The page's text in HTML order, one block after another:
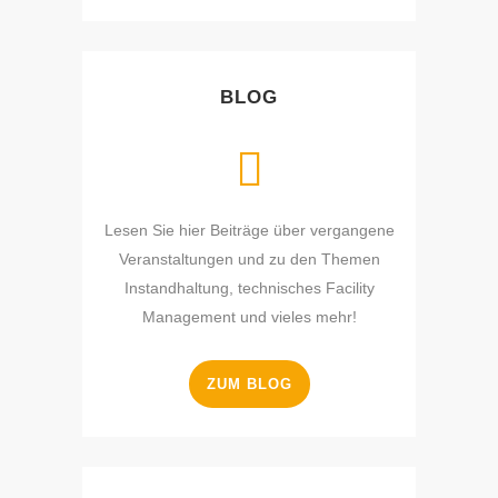
BLOG
Lesen Sie hier Beiträge über vergangene
Veranstaltungen und zu den Themen
Instandhaltung, technisches Facility
Management und vieles mehr!
ZUM BLOG